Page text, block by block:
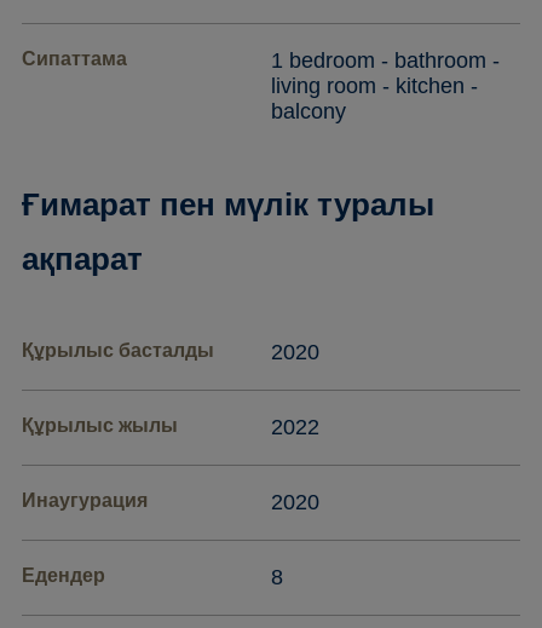
Сипаттама
1 bedroom - bathroom -
living room - kitchen -
balcony
Ғимарат пен мүлік туралы
ақпарат
Құрылыс басталды 2020
Құрылыс жылы 2022
Инаугурация 2020
Едендер 8